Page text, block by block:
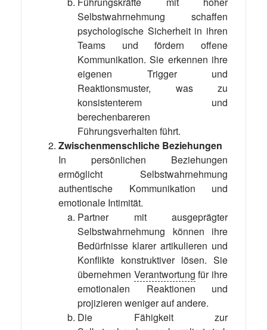
Selbstwahrnehmung schaffen
psychologische Sicherheit in ihren
Teams und fördern offene
Kommunikation. Sie erkennen ihre
eigenen Trigger und
Reaktionsmuster, was zu
konsistenterem und
berechenbareren
Führungsverhalten führt.
Zwischenmenschliche Beziehungen
In persönlichen Beziehungen
ermöglicht Selbstwahrnehmung
authentische Kommunikation und
emotionale Intimität.
Partner mit ausgeprägter
Selbstwahrnehmung können ihre
Bedürfnisse klarer artikulieren und
Konflikte konstruktiver lösen. Sie
übernehmen Verantwortung für ihre
emotionalen Reaktionen und
projizieren weniger auf andere.
Die Fähigkeit zur